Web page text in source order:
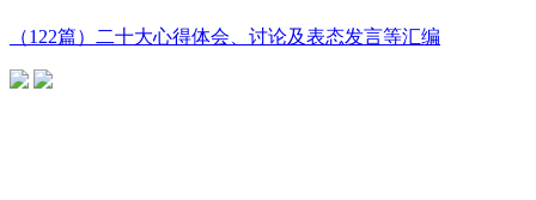
（122篇）二十大心得体会、讨论及表态发言等汇编